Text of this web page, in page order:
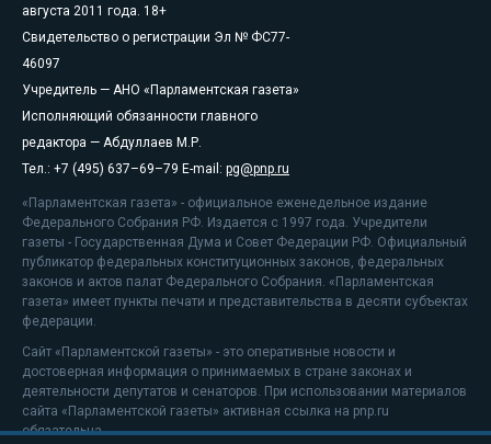
августа 2011 года. 18+
Свидетельство о регистрации Эл № ФС77-
46097
Учредитель — АНО «Парламентская газета»
Исполняющий обязанности главного
редактора — Абдуллаев М.Р.
Тел.: +7 (495) 637–69–79 E-mail: pg@pnp.ru
«Парламентская газета» - официальное еженедельное издание
Федерального Собрания РФ. Издается с 1997 года. Учредители
газеты - Государственная Дума и Совет Федерации РФ. Официальный
публикатор федеральных конституционных законов, федеральных
законов и актов палат Федерального Собрания. «Парламентская
газета» имеет пункты печати и представительства в десяти субъектах
федерации.
Сайт «Парламентской газеты» - это оперативные новости и
достоверная информация о принимаемых в стране законах и
деятельности депутатов и сенаторов. При использовании материалов
сайта «Парламентской газеты» активная ссылка на pnp.ru
обязательна.